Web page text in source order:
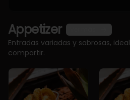
Appetizer
Entradas variadas y sabrosas,
compartir.